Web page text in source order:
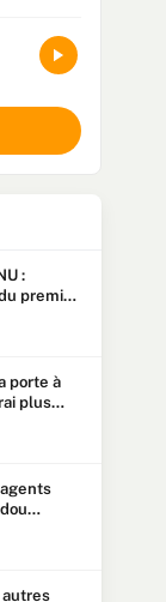
:
premier
place
porte à
plus
autres